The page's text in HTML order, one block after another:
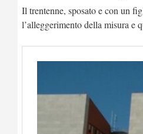
Il trentenne, sposato e con un
l’alleggerimento della misura e